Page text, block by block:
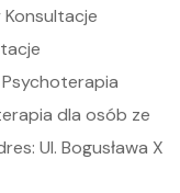
dla osób ze
Ul. Bogusława X